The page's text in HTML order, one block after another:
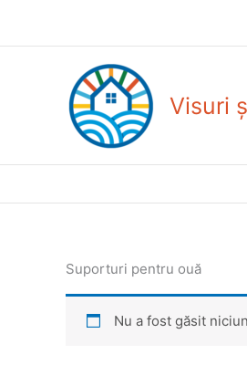
Visuri
Suporturi pentru ouă
Nu a fost găsit